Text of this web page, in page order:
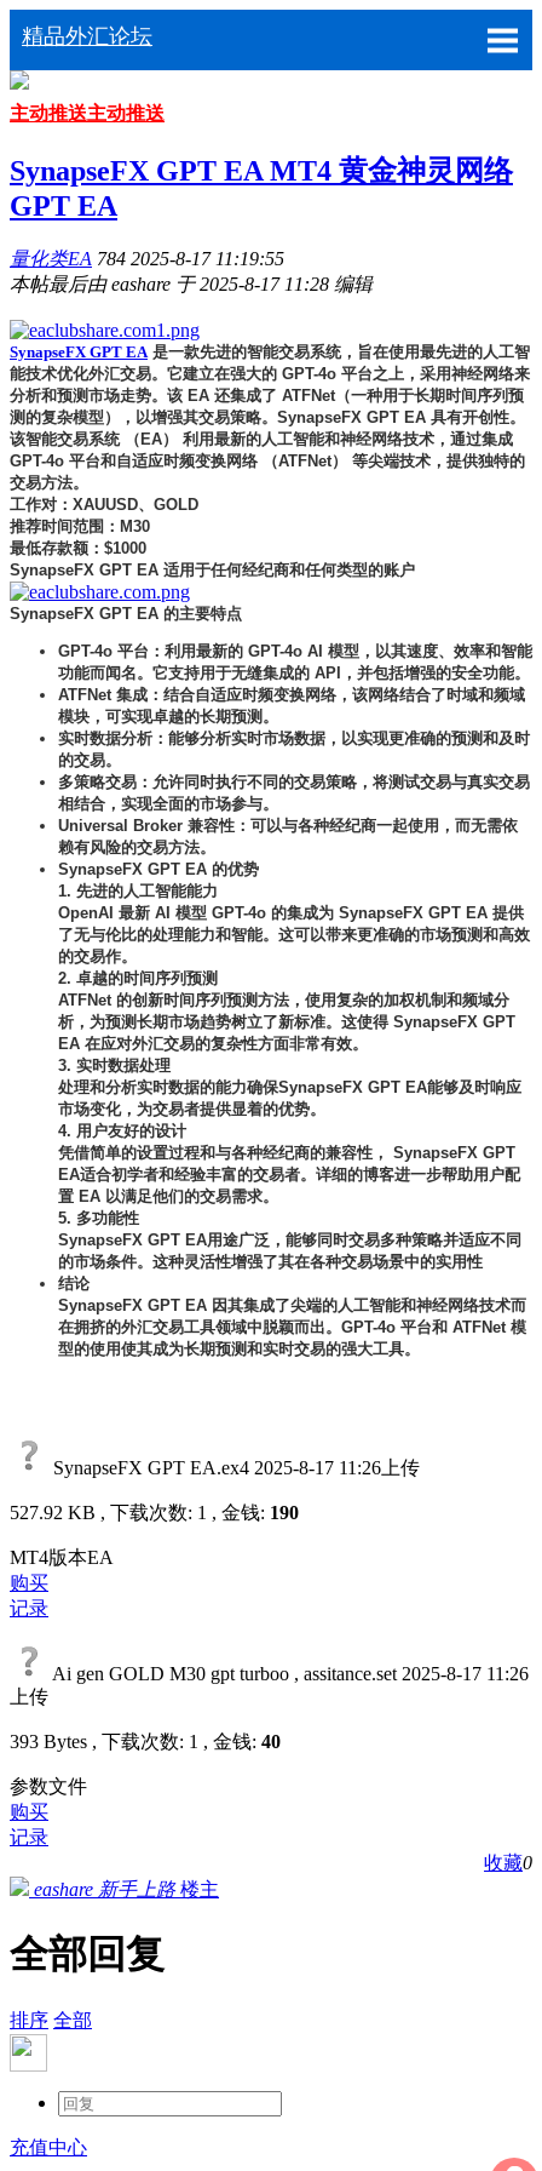
精品外汇论坛
主动推送主动推送
SynapseFX GPT EA MT4 黄金神灵网络
GPT EA
量化类EA 784 2025-8-17 11:19:55
本帖最后由 eashare 于 2025-8-17 11:28 编辑
SynapseFX GPT EA 是一款先进的智能交易系统，旨在使用最先进的人工智
能技术优化外汇交易。它建立在强大的 GPT-4o 平台之上，采用神经网络来
分析和预测市场走势。该 EA 还集成了 ATFNet（一种用于长期时间序列预
测的复杂模型），以增强其交易策略。 SynapseFX GPT EA 具有开创性。
该智能交易系统 （EA） 利用最新的人工智能和神经网络技术，通过集成
GPT-4o 平台和自适应时频变换网络 （ATFNet） 等尖端技术，提供独特的
交易方法。
工作对：XAUUSD、GOLD
推荐时间范围：M30
最低存款额：$1000
SynapseFX GPT EA 适用于任何经纪商和任何类型的账户
SynapseFX GPT EA 的主要特点
GPT-4o 平台：利用最新的 GPT-4o AI 模型，以其速度、效率和智能
功能而闻名。它支持用于无缝集成的 API，并包括增强的安全功能。
ATFNet 集成：结合自适应时频变换网络，该网络结合了时域和频域
模块，可实现卓越的长期预测。
实时数据分析：能够分析实时市场数据，以实现更准确的预测和及时
的交易。
多策略交易：允许同时执行不同的交易策略，将测试交易与真实交易
相结合，实现全面的市场参与。
Universal Broker 兼容性：可以与各种经纪商一起使用，而无需依
赖有风险的交易方法。
SynapseFX GPT EA 的优势
1. 先进的人工智能能力
OpenAI 最新 AI 模型 GPT-4o 的集成为 SynapseFX GPT EA 提供
了无与伦比的处理能力和智能。这可以带来更准确的市场预测和高效
的交易作。
2. 卓越的时间序列预测
ATFNet 的创新时间序列预测方法，使用复杂的加权机制和频域分
析，为预测长期市场趋势树立了新标准。这使得 SynapseFX GPT
EA 在应对外汇交易的复杂性方面非常有效。
3. 实时数据处理
处理和分析实时数据的能力确保SynapseFX GPT EA能够及时响应
市场变化，为交易者提供显着的优势。
4. 用户友好的设计
凭借简单的设置过程和与各种经纪商的兼容性， SynapseFX GPT
EA适合初学者和经验丰富的交易者。详细的博客进一步帮助用户配
置 EA 以满足他们的交易需求。
5. 多功能性
SynapseFX GPT EA用途广泛，能够同时交易多种策略并适应不同
的市场条件。这种灵活性增强了其在各种交易场景中的实用性
结论
SynapseFX GPT EA 因其集成了尖端的人工智能和神经网络技术而
在拥挤的外汇交易工具领域中脱颖而出。GPT-4o 平台和 ATFNet 模
型的使用使其成为长期预测和实时交易的强大工具。
SynapseFX GPT EA.ex4 2025-8-17 11:26上传
527.92 KB , 下载次数: 1 , 金钱: 190
MT4版本EA
购买
记录
Ai gen GOLD M30 gpt turboo , assitance.set 2025-8-17 11:26
上传
393 Bytes , 下载次数: 1 , 金钱: 40
参数文件
购买
记录
收藏0
eashare 新手上路 楼主
全部回复
排序 全部
充值中心